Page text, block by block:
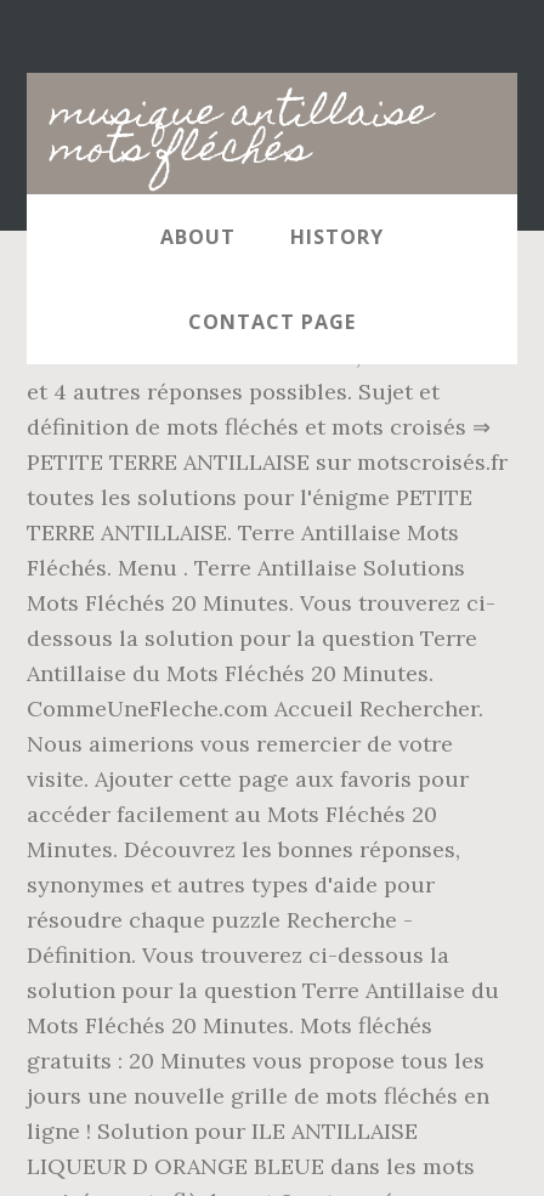
musique antillaise
mots fléchés
navigation
ABOUT HISTORY
CONTACT PAGE
Solution ✅ pour MUSIQUE ANTILLAISE EN 3
et 4 autres réponses possibles. Sujet et
définition de mots fléchés et mots croisés ⇒
PETITE TERRE ANTILLAISE sur motscroisés.fr
toutes les solutions pour l'énigme PETITE
TERRE ANTILLAISE. Terre Antillaise Mots
Fléchés. Menu . Terre Antillaise Solutions
Mots Fléchés 20 Minutes. Vous trouverez ci-
dessous la solution pour la question Terre
Antillaise du Mots Fléchés 20 Minutes.
CommeUneFleche.com Accueil Rechercher.
Nous aimerions vous remercier de votre
visite. Ajouter cette page aux favoris pour
accéder facilement au Mots Fléchés 20
Minutes. Découvrez les bonnes réponses,
synonymes et autres types d'aide pour
résoudre chaque puzzle Recherche -
Définition. Vous trouverez ci-dessous la
solution pour la question Terre Antillaise du
Mots Fléchés 20 Minutes. Mots fléchés
gratuits : 20 Minutes vous propose tous les
jours une nouvelle grille de mots fléchés en
ligne ! Solution pour ILE ANTILLAISE
LIQUEUR D ORANGE BLEUE dans les mots